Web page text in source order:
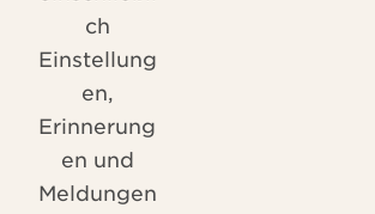
ch
Einstellung
en,
Erinnerung
en und
Meldungen